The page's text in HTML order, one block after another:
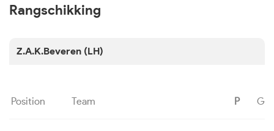
Rangschikking
Z.A.K.Beveren (LH)
Position Team P G